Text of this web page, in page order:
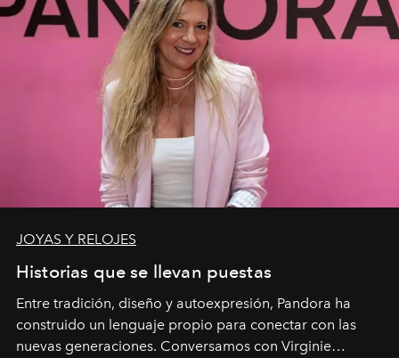
JOYAS Y RELOJES
Historias que se llevan puestas
Entre tradición, diseño y autoexpresión, Pandora ha
construido un lenguaje propio para conectar con las
nuevas generaciones. Conversamos con Virginie